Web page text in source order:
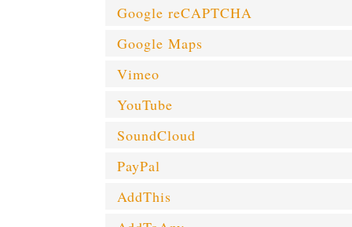
Google reCAPTCHA
Google Maps
Vimeo
YouTube
SoundCloud
PayPal
AddThis